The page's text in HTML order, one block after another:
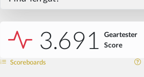
3.691
Geartester
Score
Scoreboards